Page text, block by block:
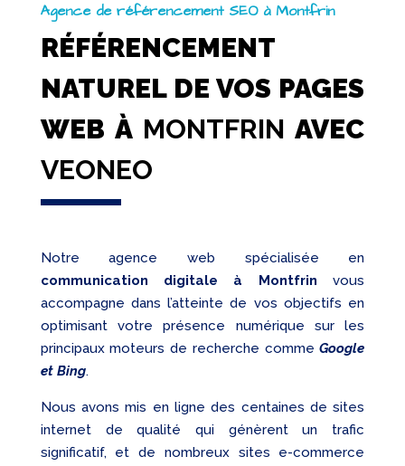
Agence de référencement SEO à Montfrin
RÉFÉRENCEMENT
NATUREL DE VOS PAGES
WEB À MONTFRIN AVEC
VEONEO
Notre agence web spécialisée en
communication digitale à Montfrin vous
accompagne dans l’atteinte de vos objectifs en
optimisant votre présence numérique sur les
principaux moteurs de recherche commeGoogle
et Bing.
Nous avons mis en ligne des centaines de sites
internet de qualité qui génèrent un trafic
significatif, et de nombreux sites e-commerce